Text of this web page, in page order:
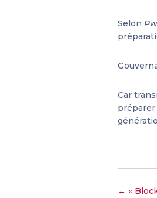
Selon
Car
← «